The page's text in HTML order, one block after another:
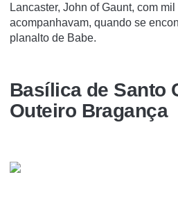
Lancaster, John of Gaunt, com
acompanhavam, quando se
planalto de Babe.
Basí­lica de Santo
Outeiro Bragança